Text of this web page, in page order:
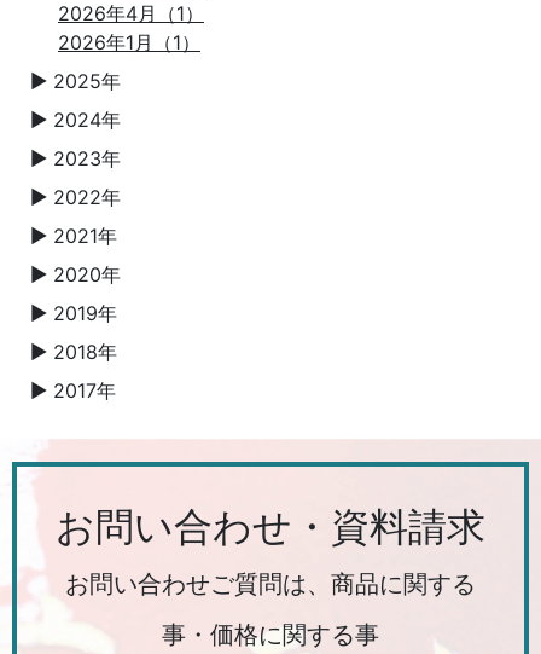
2026年4月（1）
2026年1月（1）
▼ 2025年
▼ 2024年
▼ 2023年
▼ 2022年
▼ 2021年
▼ 2020年
▼ 2019年
▼ 2018年
▼ 2017年
お問い合わせ・資料請求
お問い合わせご質問は、商品に関する
事・価格に関する事